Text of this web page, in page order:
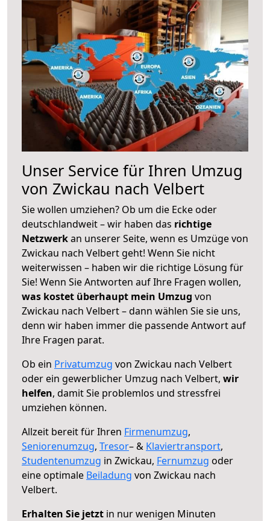
Unser Service für Ihren Umzug
von Zwickau nach Velbert
Sie wollen umziehen? Ob um die Ecke oder
deutschlandweit – wir haben das richtige
Netzwerkan unserer Seite, wenn es Umzüge von
Zwickau nach Velbert geht! Wenn Sie nicht
weiterwissen – haben wir die richtige Lösung für
Sie! Wenn Sie Antworten auf Ihre Fragen wollen,
was kostet überhaupt mein Umzug von
Zwickau nach Velbert – dann wählen Sie sie uns,
denn wir haben immer die passende Antwort auf
Ihre Fragen parat.
Ob ein Privatumzug von Zwickau nach Velbert
oder ein gewerblicher Umzug nach Velbert, wir
helfen, damit Sie problemlos und stressfrei
umziehen können.
Allzeit bereit für Ihren Firmenumzug,
Seniorenumzug, Tresor– & Klaviertransport,
Studentenumzug in Zwickau, Fernumzug oder
eine optimale Beiladung von Zwickau nach
Velbert.
Erhalten Sie jetzt in nur wenigen Minuten